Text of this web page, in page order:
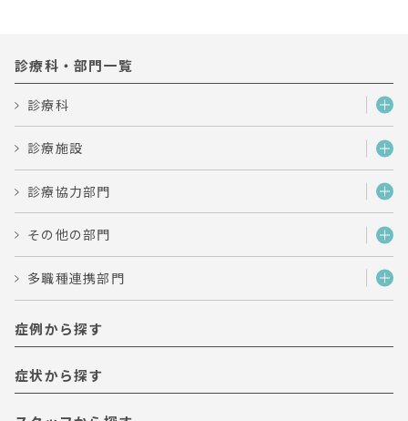
診療科・部門一覧
診療科
診療施設
診療協力部門
その他の部門
多職種連携部門
症例から探す
症状から探す